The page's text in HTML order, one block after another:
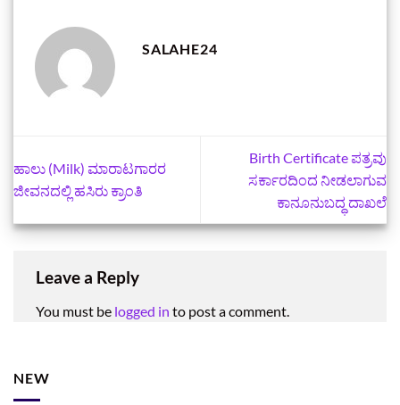
SALAHE24
ಹಾಲು (Milk) ಮಾರಾಟಗಾರರ
ಜೀವನದಲ್ಲಿ ಹಸಿರು ಕ್ರಾಂತಿ
Birth Certificate ಪತ್ರವು
ಸರ್ಕಾರದಿಂದ ನೀಡಲಾಗುವ
ಕಾನೂನುಬದ್ಧ ದಾಖಲೆ
Leave a Reply
You must be logged in to post a comment.
NEW